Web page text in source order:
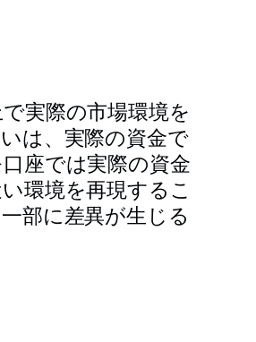
実際の市場環境を
は、実際の資金で
座では実際の資金
環境を再現するこ
部に差異が生じる